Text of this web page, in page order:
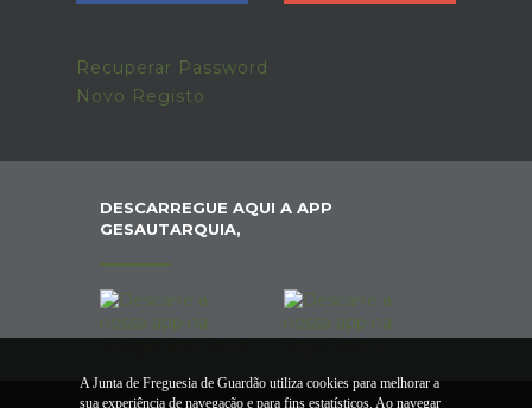
Recuperar Password
Novo Registo
DESCARREGUE AQUI A APP
GESAUTARQUIA,
A Junta de Freguesia de Guardão utiliza cookies para melhorar a
sua experiência de navegação e para fins estatísticos. Ao navegar